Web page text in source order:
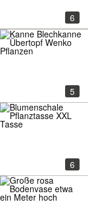
6
5
6